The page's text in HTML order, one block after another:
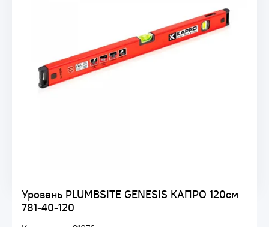
Уровень PLUMBSITE GENESIS КАПРО 120см
781-40-120